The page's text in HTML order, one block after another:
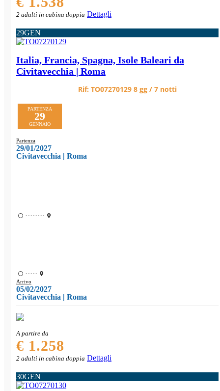
2 adulti in cabina doppia Dettagli
29GEN
Italia, Francia, Spagna, Isole Baleari da
Civitavecchia | Roma
Rif: TO07270129 8 gg / 7 notti
PARTENZA
29
GENNAIO
Partenza
29/01/2027
Civitavecchia | Roma
••••••••
•••••
Arrivo
05/02/2027
Civitavecchia | Roma
A partire da
€ 1.258
2 adulti in cabina doppia Dettagli
30GEN